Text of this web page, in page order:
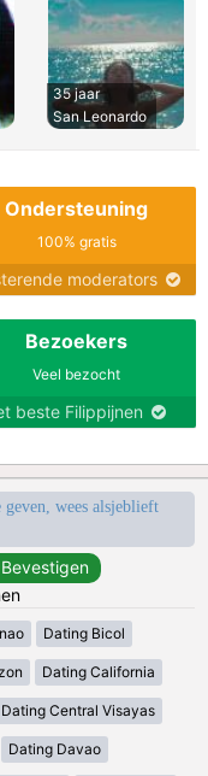
35 jaar
San Leonardo
Ondersteuning
100% gratis
moderators
Bezoekers
Veel bezocht
beste Filippijnen
wees alsjeblieft
Dating Bicol
Dating California
Dating Central Visayas
Dating Davao